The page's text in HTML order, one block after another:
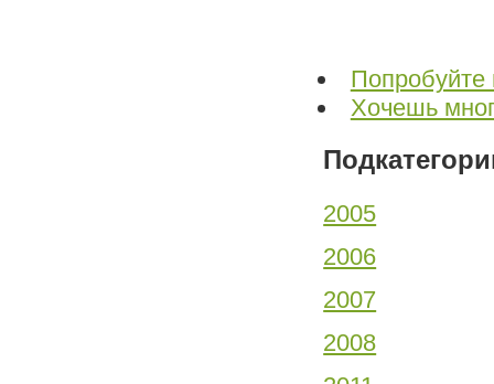
Попробуйте
Хочешь
2005
2006
2007
2008